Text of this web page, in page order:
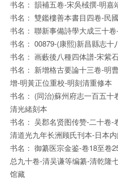
书名： 韻補五卷-宋吳棫撰-明嘉
书名： 雙鑑樓善本書目四卷-民
书名： 聯新事備詩學大成三十
书名： 00879-(康熙)新昌縣志
书名： 画藪後八種四体譜-宋紫
书名： 新增格古要論十三卷-明
增-明黃正位重校-明刻清重修本
书名： (同治)蘇州府志一百五
清光緒刻本
书名： 吴郡名贤图传赞-二十卷-
清道光九年长洲顾氏刊本-日本
书名： 御纂医宗金鉴-卷18至卷
总九十卷-清吴谦等编纂-清乾隆
馆藏